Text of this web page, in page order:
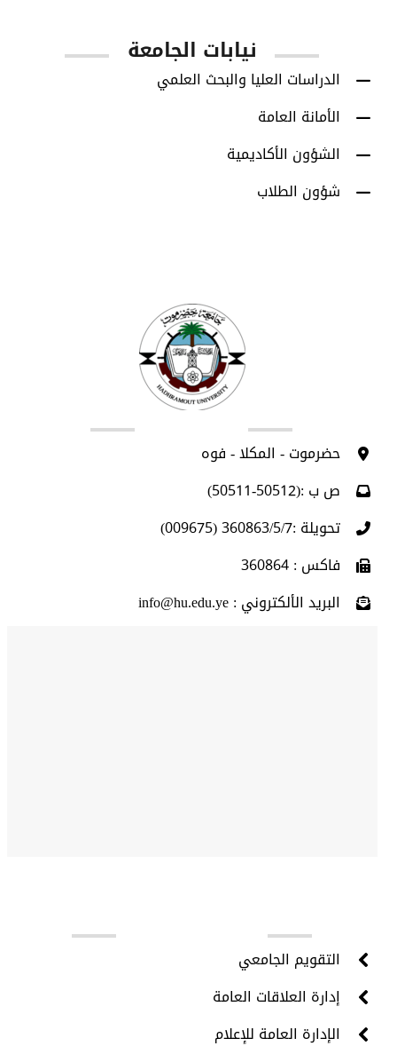
نيابات الجامعة
الدراسات العليا والبحث العلمي
الأمانة العامة
الشؤون الأكاديمية
شؤون الطلاب
حضرموت - المكلا - فوه
ص ب :(50512-50511)
تحويلة :360863/5/7 (009675)
فاكس : 360864
البريد الألكتروني : info@hu.edu.ye
التقويم الجامعي
إدارة العلاقات العامة
الإدارة العامة للإعلام